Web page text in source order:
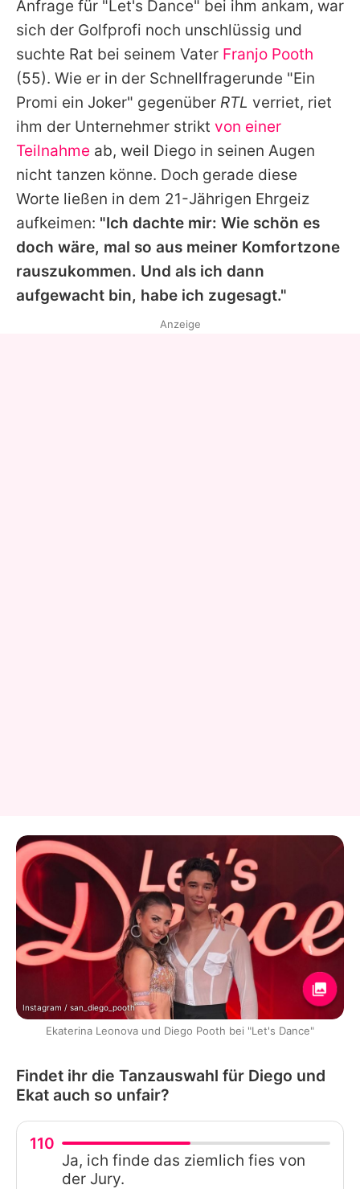
Anfrage für "Let's Dance" bei ihm ankam, war
sich der Golfprofi noch unschlüssig und
suchte Rat bei seinem Vater Franjo Pooth
(55). Wie er in der Schnellfragerunde "Ein
Promi ein Joker" gegenüber RTL verriet, riet
ihm der Unternehmer strikt von einer
Teilnahme ab, weil Diego in seinen Augen
nicht tanzen könne. Doch gerade diese
Worte ließen in dem 21-Jährigen Ehrgeiz
aufkeimen: "Ich dachte mir: Wie schön es
doch wäre, mal so aus meiner Komfortzone
rauszukommen. Und als ich dann
aufgewacht bin, habe ich zugesagt."
Anzeige
Instagram / san_diego_pooth
Ekaterina Leonova und Diego Pooth bei "Let's Dance"
Findet ihr die Tanzauswahl für Diego und
Ekat auch so unfair?
110
Ja, ich finde das ziemlich fies von
der Jury.